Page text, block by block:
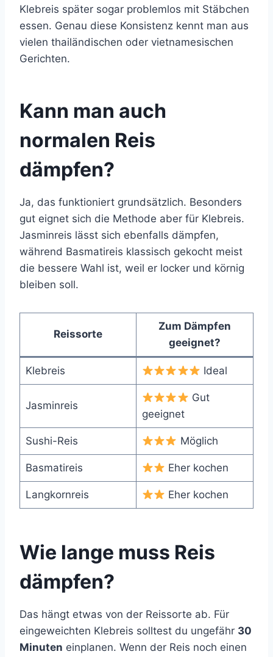
Klebreis später sogar problemlos mit Stäbchen
essen. Genau diese Konsistenz kennt man aus
vielen thailändischen oder vietnamesischen
Gerichten.
Kann man auch
normalen Reis
dämpfen?
Ja, das funktioniert grundsätzlich. Besonders
gut eignet sich die Methode aber für Klebreis.
Jasminreis lässt sich ebenfalls dämpfen,
während Basmatireis klassisch gekocht meist
die bessere Wahl ist, weil er locker und körnig
bleiben soll.
Reissorte
Zum Dämpfen
geeignet?
Klebreis Ideal
Jasminreis
Gut
geeignet
Sushi-Reis Möglich
Basmatireis Eher kochen
Langkornreis Eher kochen
Wie lange muss Reis
dämpfen?
Das hängt etwas von der Reissorte ab. Für
eingeweichten Klebreis solltest du ungefähr 30
Minuten einplanen. Wenn der Reis noch einen